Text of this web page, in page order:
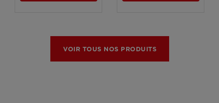
VOIR TOUS NOS PRODUITS